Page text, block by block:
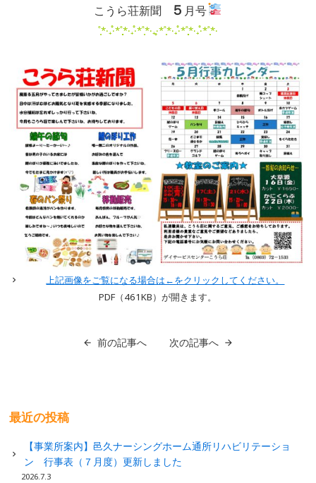
こうら荘新聞 ５ 月号
˚̩͙*‧₊̊‧*˚̩͙̩͙*‧₊̊‧*˚̩͙*‧₊̥‧*˚̩͙*‧₊̊‧*˚̩͙̩͙*‧₊̊‧*˚̩͙*‧
上記画像をご覧になる場合は←をクリックしてください。
PDF（461KB）が開きます。
前の記事へ 次の記事へ
最近の投稿
【事業所案内】邑久ナーシングホーム通所リハビリテーショ
ン 行事表（７月度）更新しました
2026.7.3